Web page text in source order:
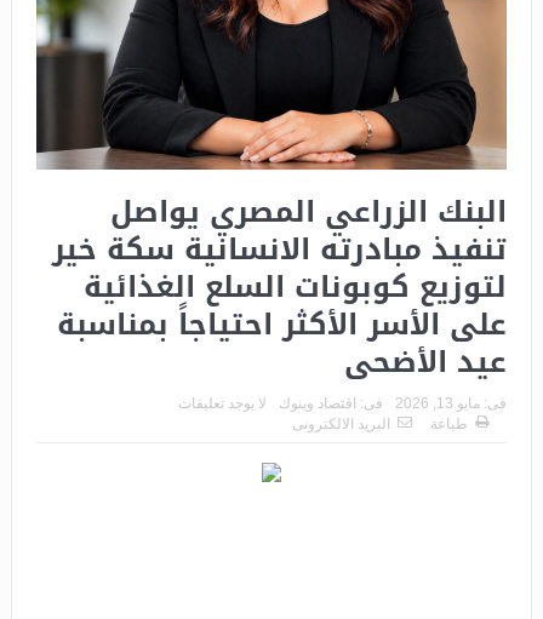
البنك الزراعي المصري يواصل
تنفيذ مبادرته الانسانية سكة خير
لتوزيع كوبونات السلع الغذائية
على الأسر الأكثر احتياجاً بمناسبة
عيد الأضحى
فى: مايو 13, 2026 فى: اقتصاد وبنوك
لا يوجد تعليقات
طباعة
البريد الالكترونى